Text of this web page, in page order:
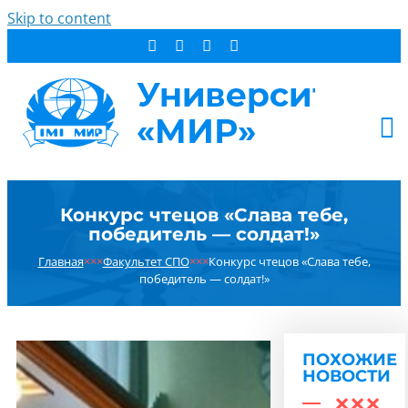
Skip to content
СТУДЕНТУ
ОБ УНИВЕРСИТЕТЕ
НОВОСТИ
РЕЗУЛЬТАТ ПОИСКА:
Конкурс чтецов «Слава тебе,
победитель — солдат!»
Главная×××Факультет СПО×××Конкурс чтецов «Слава тебе,
победитель — солдат!»
ПОХОЖИЕ
НОВОСТИ